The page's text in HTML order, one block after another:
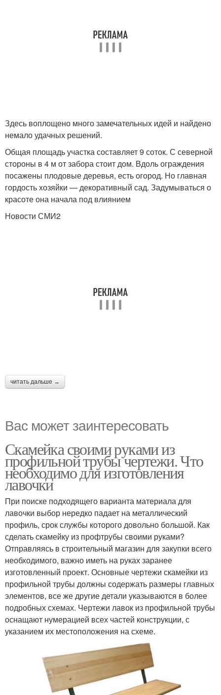
Здесь воплощено много замечательных идей и найдено
немало удачных решений.
Общая площадь участка составляет 9 соток. С северной
стороны в 4 м от забора стоит дом. Вдоль ограждения
посажены плодовые деревья, есть огород. Но главная
гордость хозяйки — декоративный сад. Задумываться о
красоте она начала под влиянием
Новости СМИ2
читать дальше →
Вас может заинтересовать
Скамейка своими руками из
профильной трубы чертежи. Что
необходимо для изготовления
лавочки
При поиске подходящего варианта материала для
лавочки выбор нередко падает на металлический
профиль, срок службы которого довольно большой. Как
сделать скамейку из профтрубы своими руками?
Отправляясь в строительный магазин для закупки всего
необходимого, важно иметь на руках заранее
изготовленный проект. Основные чертежи скамейки из
профильной трубы должны содержать размеры главных
элементов, все же другие детали указываются в более
подробных схемах. Чертежи лавок из профильной трубы
оснащают нумерацией всех частей конструкции, с
указанием их местоположения на схеме.